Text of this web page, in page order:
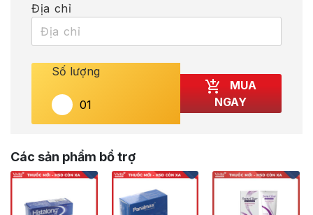
Địa chỉ
Số lượng
NGAY
Các sản phẩm bổ trợ